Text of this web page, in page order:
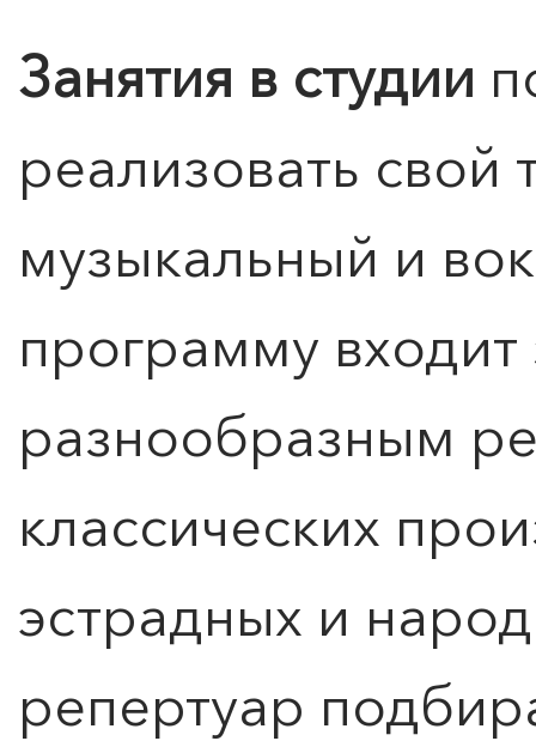
Занятия в студии
реализовать свой
музыкальный и
программу
разнообразным
классических
эстрадных и
репертуар